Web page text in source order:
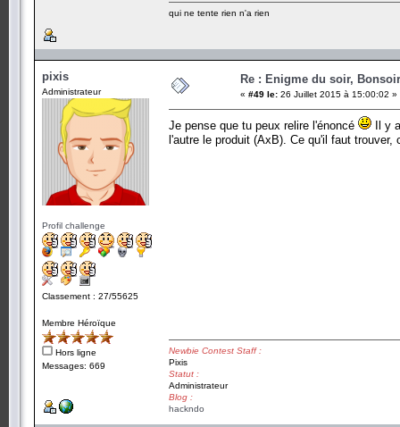
qui ne tente rien n'a rien
pixis
Administrateur
Profil challenge
Classement : 27/55625
Membre Héroïque
Hors ligne
Messages: 669
Re : Enigme du soir,
« #49 le: 26 Juillet 2015 à 15:00:02 »
Je pense que tu peux relire l'énoncé
Il y
l'autre le produit (AxB). Ce qu'il faut
Newbie Contest Staff :
Pixis
Statut :
Administrateur
Blog :
hackndo